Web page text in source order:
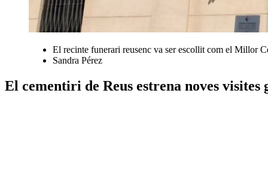
El recinte funerari reusenc va ser escollit com el Millor
Sandra Pérez
El cementiri de Reus estrena noves